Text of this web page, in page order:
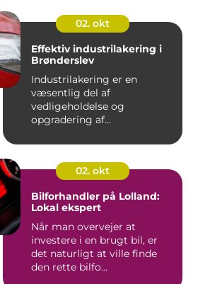
02. okt
Effektiv industrilakering i
Brønderslev
Industrilakering er en
væsentlig del af
vedligeholdelse og
opgradering af
02. okt
Bilforhandler på Lolland:
Lokal ekspert
Når man overvejer at
investere i en brugt bil, er
det naturligt at ville finde
den rette bilfo...